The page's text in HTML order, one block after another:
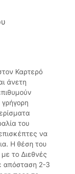
Καρτερό
άνετη
του
να
Η θέση του
το Διεθνές
απόσταση 2-3